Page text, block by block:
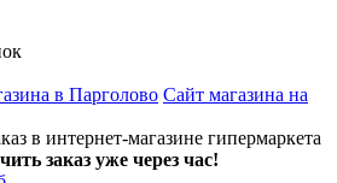
в Парголово Сайт магазина на
в интернет-магазине гипермаркета
заказ уже через час!